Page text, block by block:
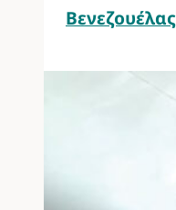
Βενεζουέλας